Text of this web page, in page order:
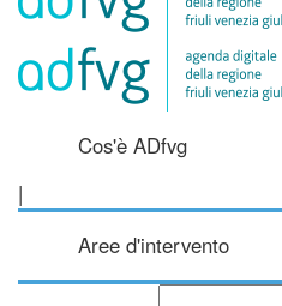
Cos'è ADfvg
|
Aree d'intervento